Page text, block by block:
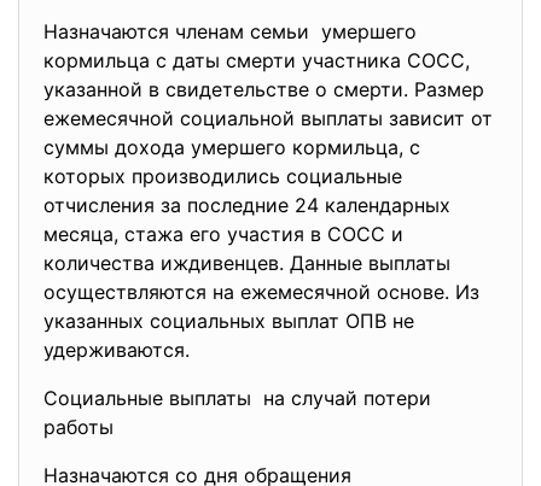
Назначаются членам семьи умершего
кормильца с даты смерти участника СОСС,
указанной в свидетельстве о смерти. Размер
ежемесячной социальной выплаты зависит от
суммы дохода умершего кормильца, с
которых производились социальные
отчисления за последние 24 календарных
месяца, стажа его участия в СОСС и
количества иждивенцев. Данные выплаты
осуществляются на ежемесячной основе. Из
указанных социальных выплат ОПВ не
удерживаются.
Социальные выплаты на случай потери
работы
Назначаются со дня обращения